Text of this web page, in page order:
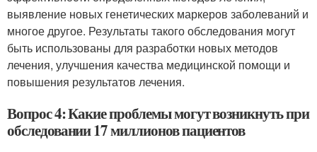
выявление новых генетических маркеров заболеваний и
многое другое. Результаты такого обследования могут
быть использованы для разработки новых методов
лечения, улучшения качества медицинской помощи и
повышения результатов лечения.
Вопрос 4: Какие проблемы могут возникнуть при
обследовании 17 миллионов пациентов